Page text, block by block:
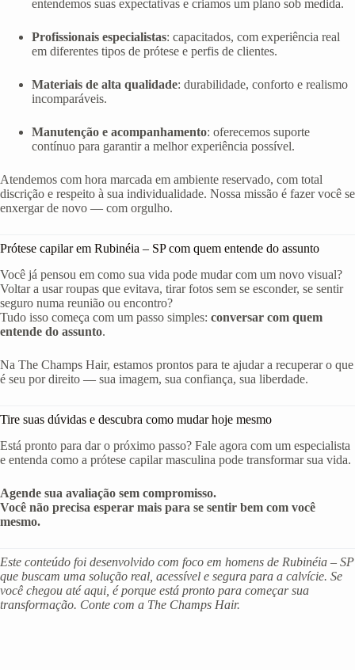
entendemos suas expectativas e criamos um plano sob medida.
Profissionais especialistas: capacitados, com experiência real
em diferentes tipos de prótese e perfis de clientes.
Materiais de alta qualidade: durabilidade, conforto e realismo
incomparáveis.
Manutenção e acompanhamento: oferecemos suporte
contínuo para garantir a melhor experiência possível.
Atendemos com hora marcada em ambiente reservado, com total
discrição e respeito à sua individualidade. Nossa missão é fazer você se
enxergar de novo — com orgulho.
Prótese capilar em Rubinéia – SP com quem entende do assunto
Você já pensou em como sua vida pode mudar com um novo visual?
Voltar a usar roupas que evitava, tirar fotos sem se esconder, se sentir
seguro numa reunião ou encontro?
Tudo isso começa com um passo simples: conversar com quem
entende do assunto.
Na The Champs Hair, estamos prontos para te ajudar a recuperar o que
é seu por direito — sua imagem, sua confiança, sua liberdade.
Tire suas dúvidas e descubra como mudar hoje mesmo
Está pronto para dar o próximo passo? Fale agora com um especialista
e entenda como a prótese capilar masculina pode transformar sua vida.
Agende sua avaliação sem compromisso.
Você não precisa esperar mais para se sentir bem com você
mesmo.
Este conteúdo foi desenvolvido com foco em homens de Rubinéia – SP
que buscam uma solução real, acessível e segura para a calvície. Se
você chegou até aqui, é porque está pronto para começar sua
transformação. Conte com a The Champs Hair.